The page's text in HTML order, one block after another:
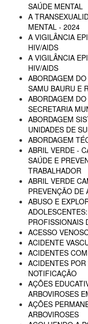
SAÚDE MENTAL
A
MENTAL - 2024
A VIGILÂNCIA
HIV/AIDS
A VIGILÂNCIA
HIV/AIDS
ABORDAGEM
SAMU BAURU E
ABORDAGEM
SECRETARIA
ABORDAGEM
UNIDADES DE
ABORDAGEM
ABRIL VERDE -
SAÚDE E
TRABALHADOR
ABRIL VERDE
PREVENÇÃO DE
ABUSO E
PROFISSIONAIS
ACESSO
ACIDENTE
ACIDENTES
ACIDENTES
NOTIFICAÇÃO
AÇÕES
ARBOVIROSES
AÇÕES
ARBOVIROSES